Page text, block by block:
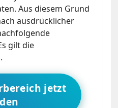
Aus diesem Grund
ausdrücklicher
gilt die
.
jetzt